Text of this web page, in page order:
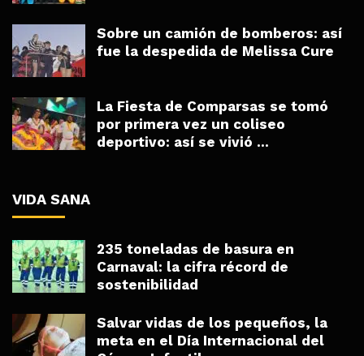
Sobre un camión de bomberos: así
fue la despedida de Melissa Cure
La Fiesta de Comparsas se tomó
por primera vez un coliseo
deportivo: así se vivió ...
VIDA SANA
235 toneladas de basura en
Carnaval: la cifra récord de
sostenibilidad
Salvar vidas de los pequeños, la
meta en el Día Internacional del